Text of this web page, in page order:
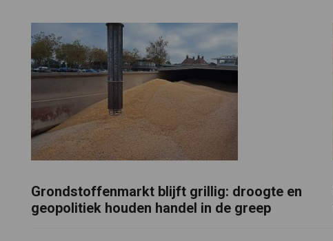
Grondstoffenmarkt blijft grillig: droogte en
geopolitiek houden handel in de greep